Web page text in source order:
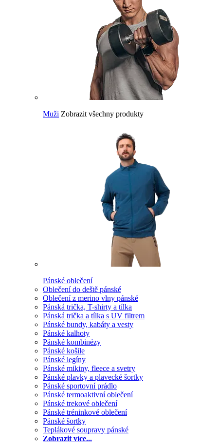
Muži Zobrazit všechny produkty
Pánské oblečení
Oblečení do deště pánské
Oblečení z merino vlny pánské
Pánská trička, T-shirty a tílka
Pánská trička a tílka s UV filtrem
Pánské bundy, kabáty a vesty
Pánské kalhoty
Pánské kombinézy
Pánské košile
Pánské legíny
Pánské mikiny, fleece a svetry
Pánské plavky a plavecké šortky
Pánské sportovní prádlo
Pánské termoaktivní oblečení
Pánské trekové oblečení
Pánské tréninkové oblečení
Pánské šortky
Teplákové soupravy pánské
Zobrazit více...